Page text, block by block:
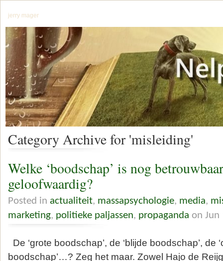
jerry mager
Category Archive for 'misleiding'
Welke ‘boodschap’ is nog
geloofwaardig?
Posted in actualiteit, massapsychologie, media,
marketing, politieke paljassen, propaganda on
De ‘grote boodschap’, de ‘blijde boodschap’, de
boodschap’…? Zeg het maar. Zowel Hajo de